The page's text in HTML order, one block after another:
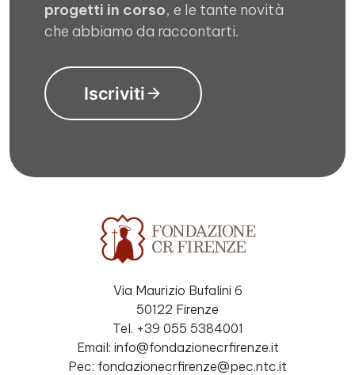
progetti in corso, e le tante novità
che abbiamo da raccontarti.
Iscriviti
Via Maurizio Bufalini 6
50122 Firenze
Tel. +39 055 5384001
Email: info@fondazionecrfirenze.it
Pec: fondazionecrfirenze@pec.ntc.it